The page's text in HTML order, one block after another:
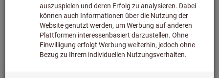
In den Warenkorb
Sofort lieferbar Lieferzeit ca.1-2 Werktage